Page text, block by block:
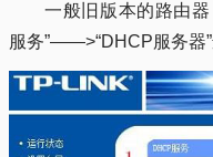
一般旧版本的路由
服务”——>“DHCP服务器